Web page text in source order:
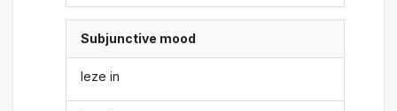
Subjunctive mood
leze in